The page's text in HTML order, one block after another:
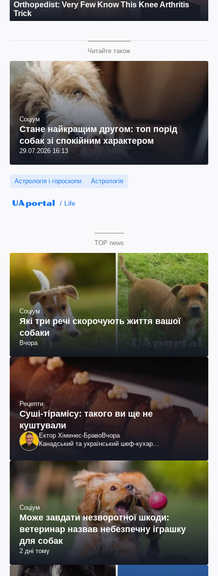
Читайте також
Соціум
Стане найкращим другом: топ порід
собак зі спокійним характером
29.07.2026 16:13
Астрологія і гороскопи Астрологія
Life
TOP news
Соціум
Які три речі скорочують життя вашої
собаки
Вчора
Рецепти
Суші-тірамісу: такого ви ще не
куштували
Ектор Хіменес-БравоВчора
Канадський та український шеф-кухар
Соціум
Може завдати незворотної шкоди:
ветеринар назвав небезпечну іграшку
для собак
2 дні тому